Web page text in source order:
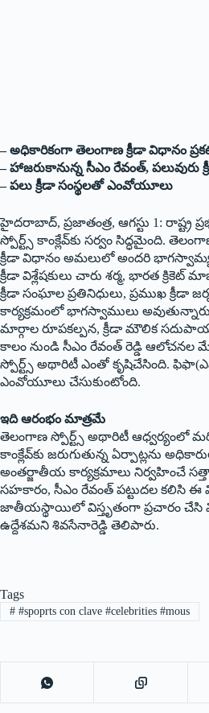
– అధికారికంగా తెలంగాణ క్రీడా విధానం
– హాజరుకానున్న సీఎం రేవంత్‌, పలువురు
– పలు క్రీడా సంస్థలతో ఎంవోయూలు
హైదరాబాద్‌, ప్రజాతంత్ర, ఆగస్టు 1:
స్పోర్ట్స్‌ కాంక్లేవ్‌కు సర్వం సిద్ధమైంది.
క్రీడా విధానం అమలులో అందరి భాగస్వామ్యం
క్రీడా విశ్లేషకులు చారు శర్మ, భారత క్రికెట్‌
క్రీడా సంఘాల ప్రతినిధులు, ప్రముఖ క్రీడా
కార్యక్రమంలో భాగస్వాములు
మార్గాల రూపకల్పన, క్రీడా మౌలిక
కాలం నుండి సీఎం రేవంత్‌ రెడ్డి ఆలోచనల
స్పోర్ట్స్‌ అథారిటీ ఎంతో కృషిచేసింది.
ఎంవోయూలు చేసుకుంటోంది.
ఇది ఆరంభం మాత్రమే
తెలంగాణ స్పోర్ట్స్‌ అథారిటీ ఆధ్వర్యంలో
కాంక్లేవ్‌కు జరుగుతున్న ఏర్పాట్లను
అంతర్జాతీయ కార్యక్రమాలు నిర్వహించే
సహకారం, సీఎం రేవంత్‌ పట్టుదల కలిసి ఈ
జాతీయస్థాయిలో విస్తృతంగా ప్రచారం చేసి
ఉద్దేశమని శివసేనారెడ్డి తెలిపారు.
Tags
##spoprts con clave #celebrities #mous